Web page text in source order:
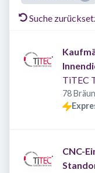
Suche
TiTEC
78
CNC-